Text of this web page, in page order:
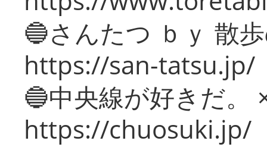
🔵さんたつ ｂｙ 散
https://san-tatsu.jp/
🔵中央線が好きだ。
https://chuosuki.jp/